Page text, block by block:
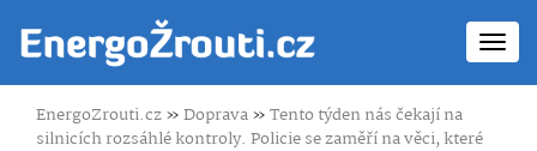
EnergoZrouti.cz»Doprava»Tento týden nás čekají na
silnicích rozsáhlé kontroly. Policie se zaměří na věci, které